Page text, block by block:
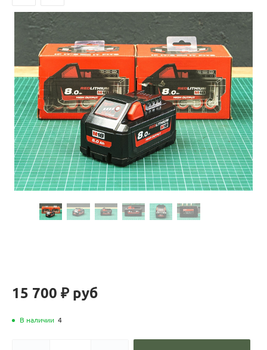
15 700 ₽ руб
В наличии 4